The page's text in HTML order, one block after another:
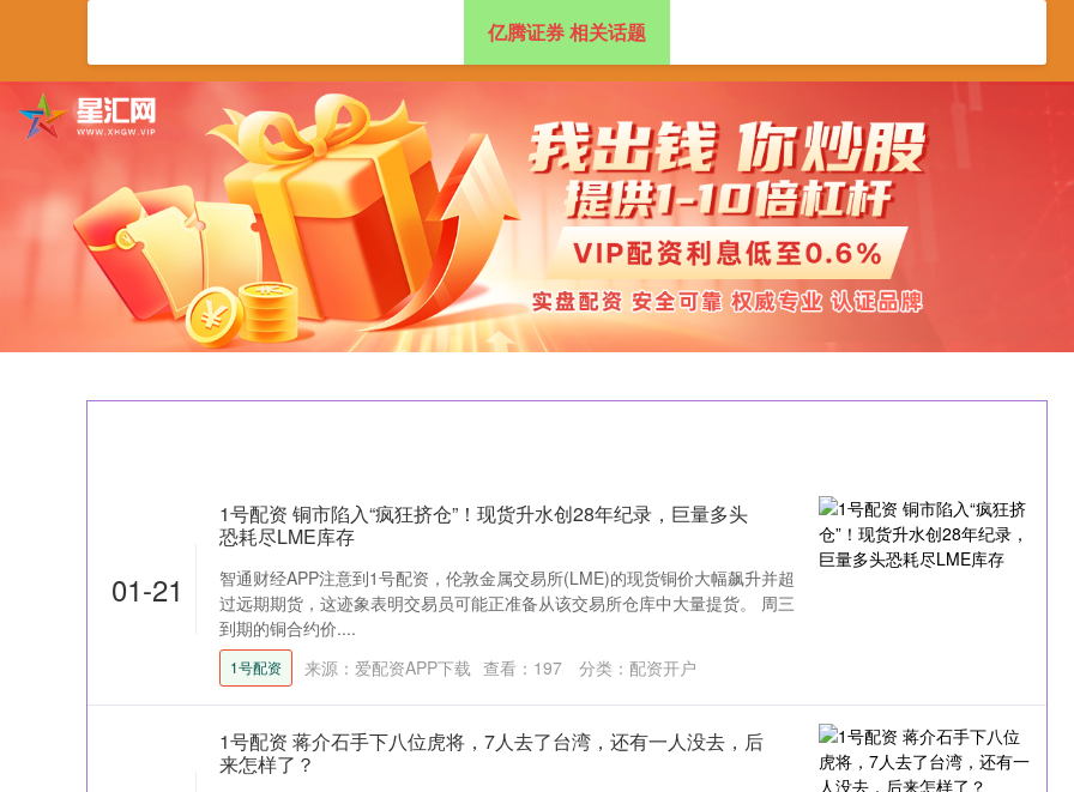
亿腾证券 配资开户 股票配资开户
亿腾证券 相关话题
01-21
1号配资 铜市陷入“疯狂挤仓”！现货升水创28年纪录，巨量多头
恐耗尽LME库存
智通财经APP注意到1号配资，伦敦金属交易所(LME)的现货铜价大幅飙升并超
过远期期货，这迹象表明交易员可能正准备从该交易所仓库中大量提货。 周三
到期的铜合约价....
1号配资 来源：爱配资APP下载 查看： 197 分类： 配资开户
1号配资 蒋介石手下八位虎将，7人去了台湾，还有一人没去，后
来怎样了？